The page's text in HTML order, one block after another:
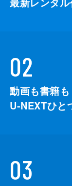
02
動画も書籍も
U-NEXTひと
03